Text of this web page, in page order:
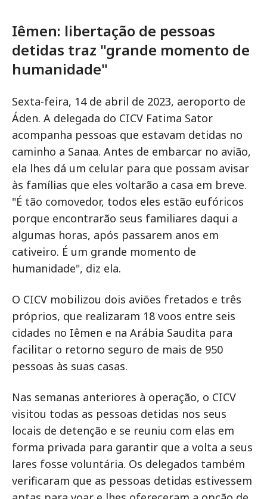
Iêmen: libertação de pessoas
detidas traz "grande momento de
humanidade"
Sexta-feira, 14 de abril de 2023, aeroporto de
Áden. A delegada do CICV Fatima Sator
acompanha pessoas que estavam detidas no
caminho a Sanaa. Antes de embarcar no avião,
ela lhes dá um celular para que possam avisar
às famílias que eles voltarão a casa em breve.
"É tão comovedor, todos eles estão eufóricos
porque encontrarão seus familiares daqui a
algumas horas, após passarem anos em
cativeiro. É um grande momento de
humanidade", diz ela.
O CICV mobilizou dois aviões fretados e três
próprios, que realizaram 18 voos entre seis
cidades no Iêmen e na Arábia Saudita para
facilitar o retorno seguro de mais de 950
pessoas às suas casas.
Nas semanas anteriores à operação, o CICV
visitou todas as pessoas detidas nos seus
locais de detenção e se reuniu com elas em
forma privada para garantir que a volta a seus
lares fosse voluntária. Os delegados também
verificaram que as pessoas detidas estivessem